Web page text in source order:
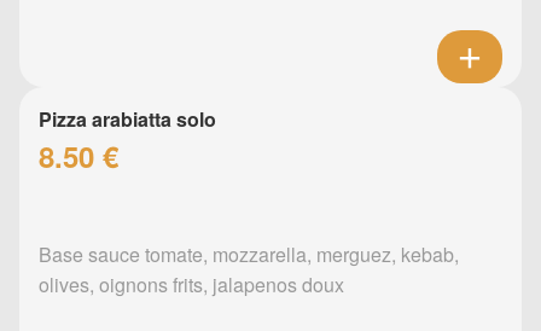
Pizza arabiatta solo
8.50 €
Base sauce tomate, mozzarella, merguez, kebab,
olives, oignons frits, jalapenos doux